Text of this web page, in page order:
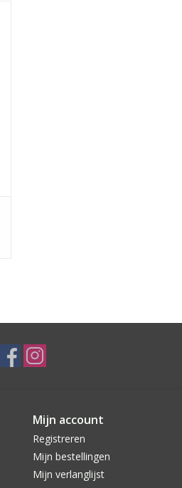
Mijn account
Registreren
Mijn bestellingen
Mijn verlanglijst